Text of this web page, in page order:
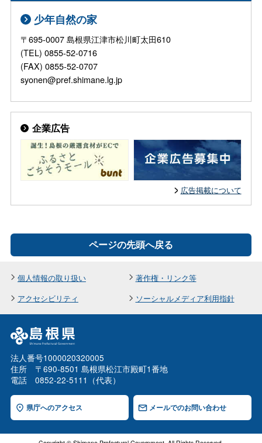
少年自然の家
〒695-0007 島根県江津市松川町太田610
(TEL) 0855-52-0716
(FAX) 0855-52-0707
syonen@pref.shimane.lg.jp
企業広告
広告掲載について
ページの先頭へ戻る
個人情報の取り扱い
著作権・リンク等
アクセシビリティ
ソーシャルメディア利用指針
法人番号1000020320005
住所 〒690-8501 島根県松江市殿町1番地
電話 0852-22-5111（代表）
県庁へのアクセス メールでのお問い合わせ